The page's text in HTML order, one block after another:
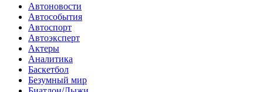
Автоновости
Автособытия
Автоспорт
Автоэксперт
Актеры
Аналитика
Баскетбол
Безумный мир